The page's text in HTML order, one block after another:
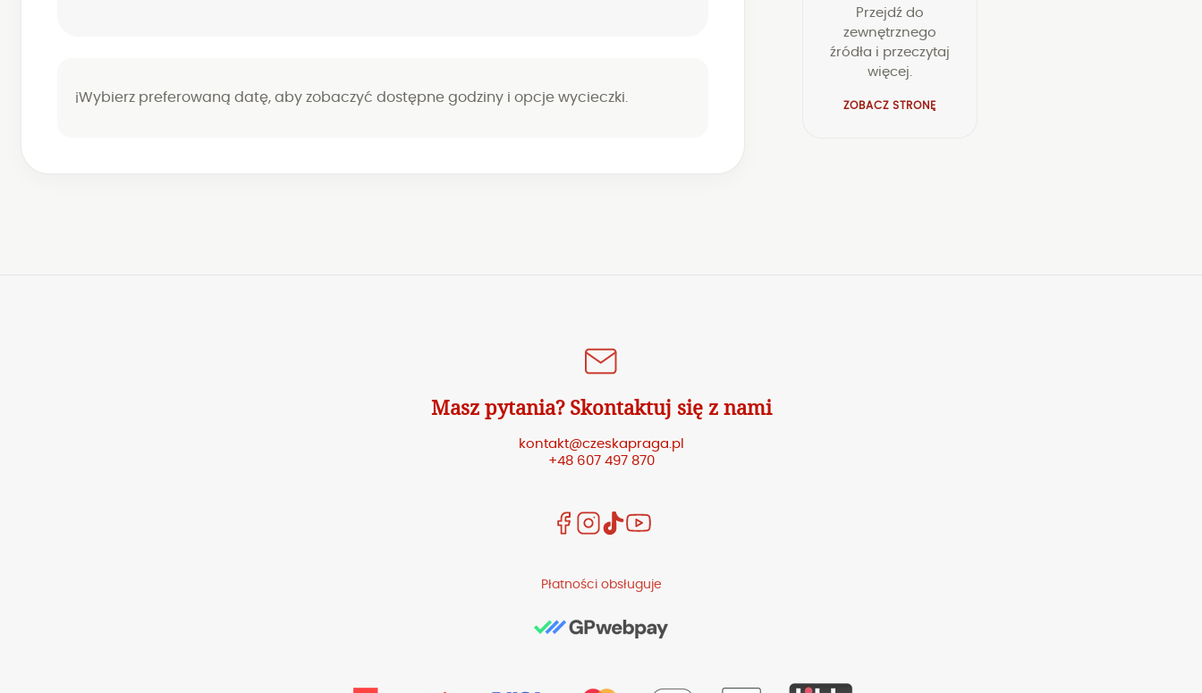
ℹ️Wybierz preferowaną datę, aby zobaczyć dostępne godziny i opcje wycieczki.
Przejdź do
zewnętrznego
źródła i przeczytaj
więcej.
ZOBACZ STRONĘ
Masz pytania? Skontaktuj się z nami
kontakt@czeskapraga.pl
+48 607 497 870
Płatności obsługuje